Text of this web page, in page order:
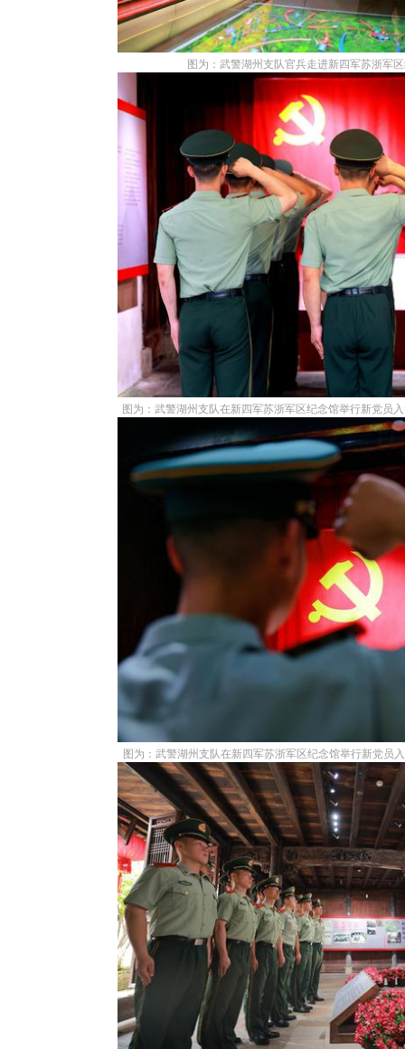
图为：武警湖州支队官兵走进新四军苏浙军
图为：武警湖州支队在新四军苏浙军区纪念馆举行新党员入
图为：武警湖州支队在新四军苏浙军区纪念馆举行新党员入